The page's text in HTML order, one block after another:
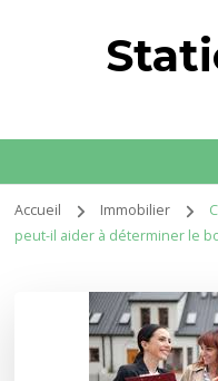
Accueil Immobilier
peut-il aider à déterminer le